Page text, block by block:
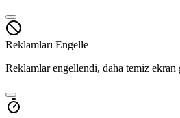
Reklamları Engelle
Reklamlar engellendi, daha temiz ekran